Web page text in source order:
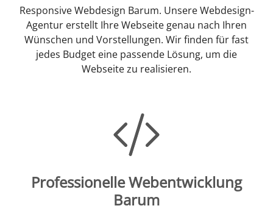
Responsive Webdesign Barum. Unsere Webdesign-
Agentur erstellt Ihre Webseite genau nach Ihren
Wünschen und Vorstellungen. Wir finden für fast
jedes Budget eine passende Lösung, um die
Webseite zu realisieren.
Professionelle Webentwicklung
Barum